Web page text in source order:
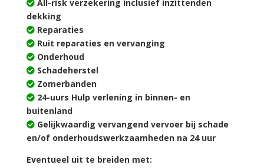
All-risk verzekering inclusief inzittenden
dekking
Reparaties
Ruit reparaties en vervanging
Onderhoud
Schadeherstel
Zomerbanden
24-uurs Hulp verlening in binnen- en
buitenland
Gelijkwaardig vervangend vervoer bij schade
en/of onderhoudswerkzaamheden na 24 uur
Eventueel uit te breiden met: